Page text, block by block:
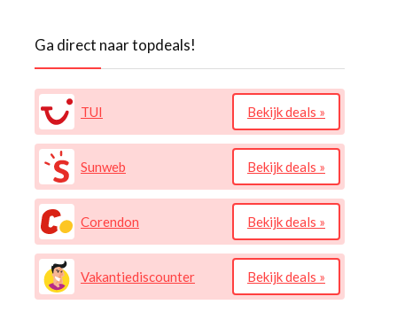
Ga direct naar topdeals!
TUI Bekijk deals »
Sunweb Bekijk deals »
Corendon Bekijk deals »
Vakantiediscounter Bekijk deals »